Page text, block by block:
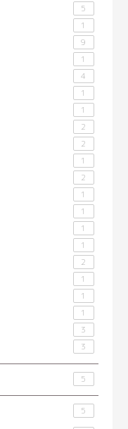
5
1
9
1
4
1
1
2
2
1
2
1
1
1
1
2
1
1
1
3
3
5
5